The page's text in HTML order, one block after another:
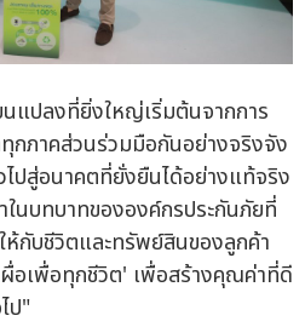
นแปลงที่ยิ่งใหญ่เริ่มต้นจากการ
กภาคส่วนร่วมมือกันอย่างจริงจัง
ไปสู่อนาคตที่ยั่งยืนได้อย่างแท้จริง
นบทบาทขององค์กรประกันภัยที่
กับชีวิตและทรัพย์สินของลูกค้า
อเพื่อทุกชีวิต' เพื่อสร้างคุณค่าที่ดี
ป"